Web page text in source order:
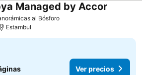
al Bósforo
Managed by Accor
Estambul
Ver precios